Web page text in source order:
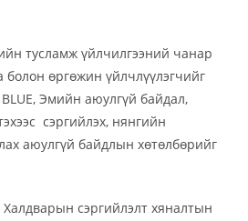
тусламж үйлчилгээний чанар
өргөжин үйлчлүүлэгчийг
Эмийн аюулгүй байдал,
сэргийлэх, нянгийн
аюулгүй байдлын хөтөлбөрийг
сэргийлэлт хяналтын